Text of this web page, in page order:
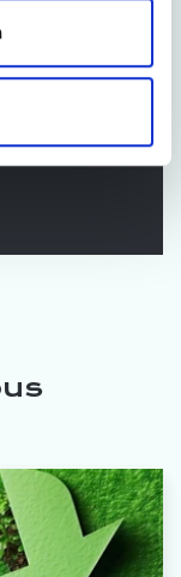
Découvrez
intégrer dans